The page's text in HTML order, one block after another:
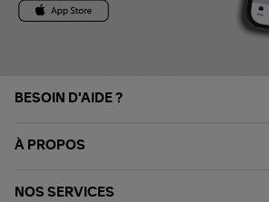
BESOIN D'AIDE ?
À PROPOS
NOS SERVICES